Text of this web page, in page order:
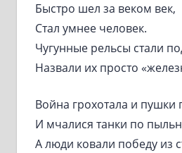
Быстро шел за веком век,
Стал умнее человек.
Чугунные рельсы стали
Назвали их просто
Война грохотала и пушки
И мчалися танки по
А люди ковали победу из